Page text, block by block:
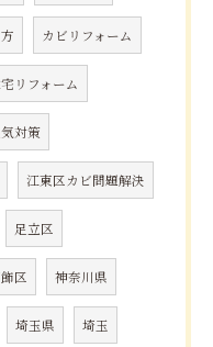
カビリフォーム
リフォーム
対策
江東区カビ問題解決
足立区
区 神奈川県
埼玉県 埼玉